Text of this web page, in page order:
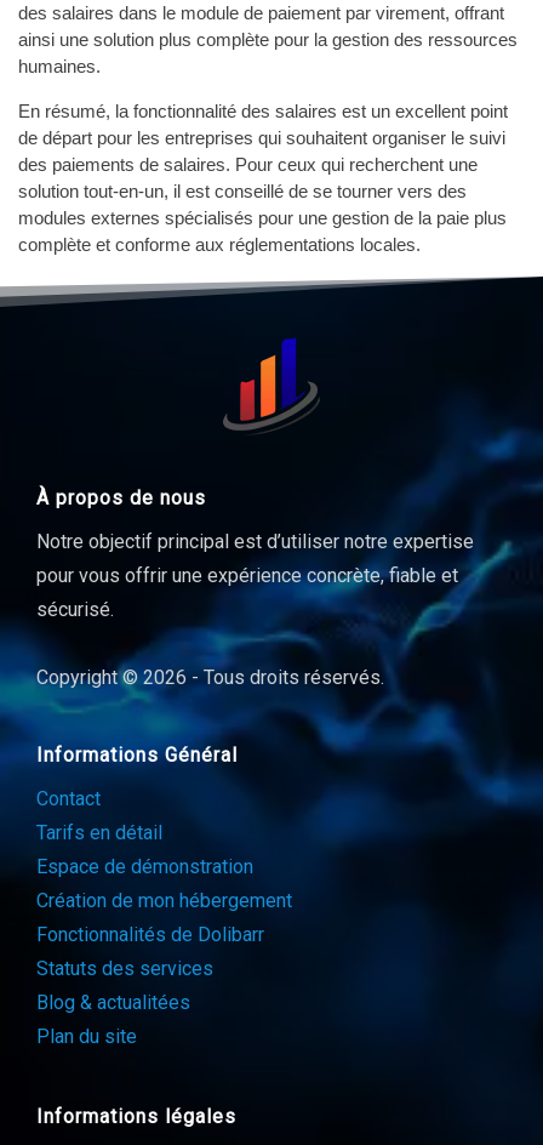
des salaires dans le module de paiement par virement, offrant
ainsi une solution plus complète pour la gestion des ressources
humaines.
En résumé, la fonctionnalité des salaires est un excellent point
de départ pour les entreprises qui souhaitent organiser le suivi
des paiements de salaires. Pour ceux qui recherchent une
solution tout-en-un, il est conseillé de se tourner vers des
modules externes spécialisés pour une gestion de la paie plus
complète et conforme aux réglementations locales.
À propos de nous
Notre objectif principal est d’utiliser notre expertise
pour vous offrir une expérience concrète, fiable et
sécurisé.
Copyright © 2026 - Tous droits réservés.
Informations Général
Contact
Tarifs en détail
Espace de démonstration
Création de mon hébergement
Fonctionnalités de Dolibarr
Statuts des services
Blog & actualitées
Plan du site
Informations légales